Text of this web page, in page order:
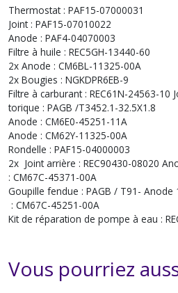
Thermostat : PAF15-07000031
Joint : PAF15-07010022
Anode : PAF4-04070003
Filtre à huile : REC5GH-13440-60
2x Anode : CM6BL-11325-00A
2x Bougies : NGKDPR6EB-9
Filtre à carburant : REC61N-24563-10
torique : PAGB /T3452.1-32.5X1.8
Anode : CM6E0-45251-11A
Anode : CM62Y-11325-00A
Rondelle : PAF15-04000003
2x Joint arrière : REC90430-08020
: CM67C-45371-00A
Goupille fendue : PAGB / T91- Anode
: CM67C-45251-00A
Kit de réparation de pompe à eau :
Vous pourriez